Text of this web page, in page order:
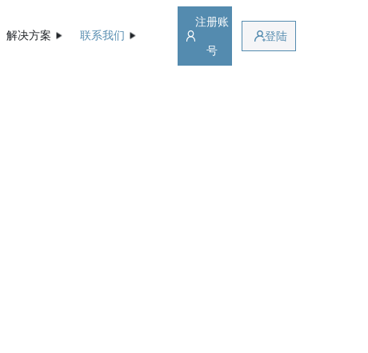
解决方案 联系我们
注册账
号
登陆